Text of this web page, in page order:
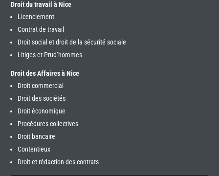
Droit du travail à Nice
Licenciement
Contrat de travail
Droit social et droit de la sécurité sociale
Litiges et Prud’hommes
Droit des Affaires à Nice
Droit commercial
Droit des sociétés
Droit économique
Procédures collectives
Droit bancaire
Contentieux
Droit et rédaction des contrats